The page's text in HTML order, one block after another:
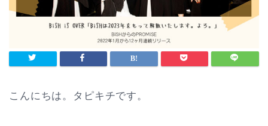
こんにちは。タピキチです。